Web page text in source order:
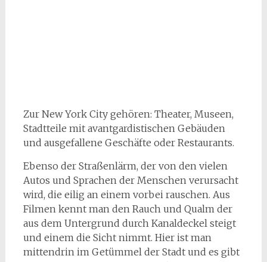
Zur New York City gehören: Theater, Museen,
Stadtteile mit avantgardistischen Gebäuden
und ausgefallene Geschäfte oder Restaurants.
Ebenso der Straßenlärm, der von den vielen
Autos und Sprachen der Menschen verursacht
wird, die eilig an einem vorbei rauschen. Aus
Filmen kennt man den Rauch und Qualm der
aus dem Untergrund durch Kanaldeckel steigt
und einem die Sicht nimmt. Hier ist man
mittendrin im Getümmel der Stadt und es gibt